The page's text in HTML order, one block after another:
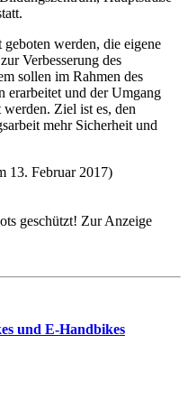
werden, die eigene
Verbesserung des
sollen im Rahmen des
erarbeitet und der Umgang
Ziel ist es, den
mehr Sicherheit und
13. Februar 2017)
geschützt! Zur Anzeige
und E-Handbikes